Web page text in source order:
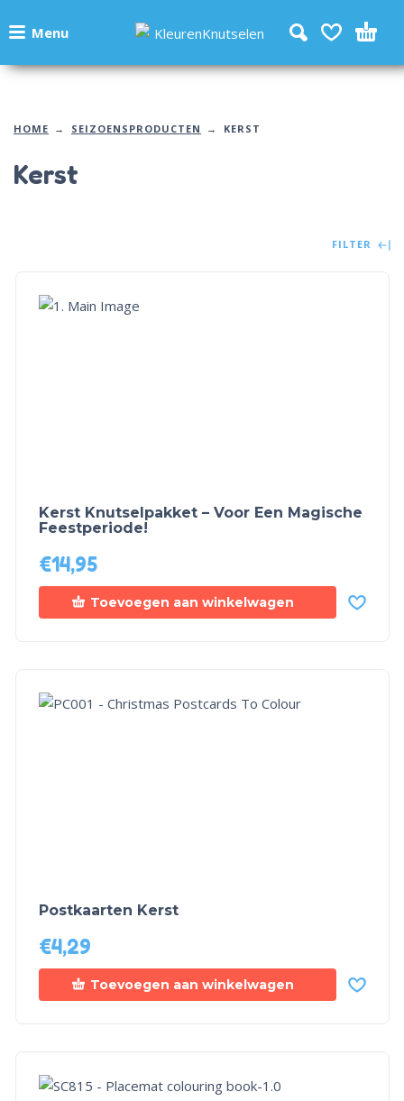
Menu
HOME SEIZOENSPRODUCTEN KERST
Kerst
FILTER
Kerst Knutselpakket – Voor Een Magische
Feestperiode!
€14,95
Toevoegen aan winkelwagen
Postkaarten Kerst
€4,29
Toevoegen aan winkelwagen